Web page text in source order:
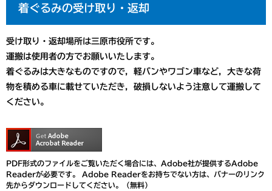
着ぐるみの受け取り・返却
受け取り・返却場所は三原市役所です。
運搬は使用者の方でお願いいたします。
着ぐるみは大きなものですので，軽バンやワゴン車など，大きな荷
物を積める車に載せていただき，破損しないよう注意して運搬して
ください。
PDF形式のファイルをご覧いただく場合には、Adobe社が提供するAdobe
Readerが必要です。
Adobe Readerをお持ちでない方は、バナーのリンク
先からダウンロードしてください。（無料）